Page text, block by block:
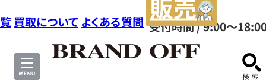
ヤ
ル
0120604117
受付時間 / 9:00～
覧 買取について よくある質問
サ